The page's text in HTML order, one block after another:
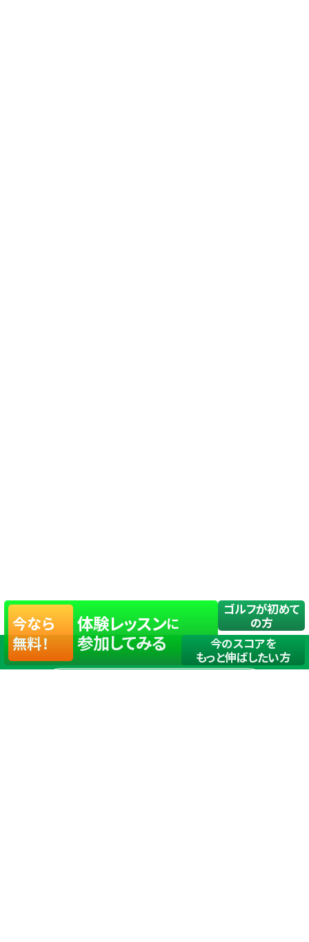
今なら
無料！
体験レッスンに
参加してみる
ゴルフが初めて
の方
今のスコアを
もっと伸ばしたい方